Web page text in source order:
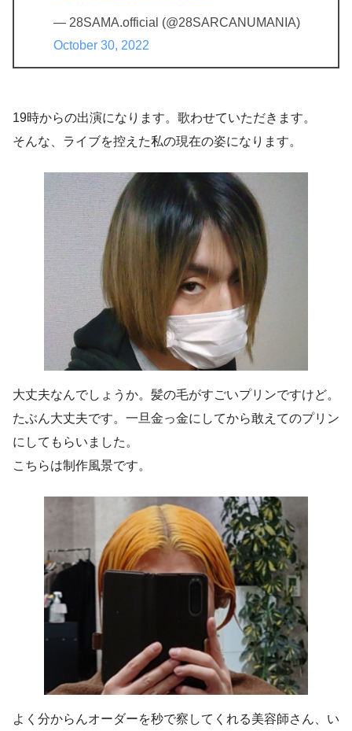
— 28SAMA.official (@28SARCANUMANIA)
October 30, 2022
19時からの出演になります。歌わせていただきます。
そんな、ライブを控えた私の現在の姿になります。
大丈夫なんでしょうか。髪の毛がすごいプリンですけど。
たぶん大丈夫です。一旦金っ金にしてから敢えてのプリン
にしてもらいました。
こちらは制作風景です。
よく分からんオーダーを秒で察してくれる美容師さん、い